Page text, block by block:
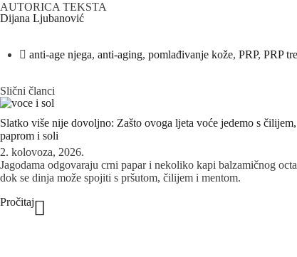
AUTORICA TEKSTA
Dijana Ljubanović
anti-age njega,anti-aging,pomlađivanje kože,PRP,PRP
Slični članci
Slatko više nije dovoljno: Zašto ovoga ljeta voće jedemo s čilijem,
paprom i soli
2. kolovoza, 2026.
Jagodama odgovaraju crni papar i nekoliko kapi balzamičnog
dok se dinja može spojiti s pršutom, čilijem i mentom.
Pročitaj